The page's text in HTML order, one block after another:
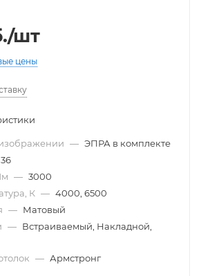
/шт
цены
— ЭПРА в комплекте
36
— 3000
К — 4000, 6500
— Матовый
— Встраиваемый, Накладной,
— Армстронг